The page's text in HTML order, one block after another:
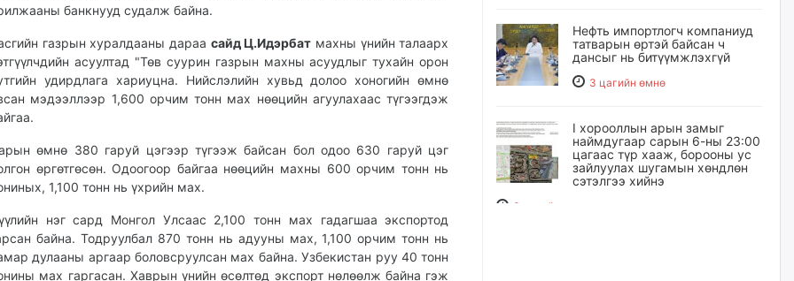
банкнууд судалж байна.
газрын хуралдааны дараа сайд Ц.Идэрбат махны үнийн талаарх
асуултад "Төв суурин газрын махны асуудлыг тухайн орон
удирдлага хариуцна. Нийслэлийн хувьд долоо хоногийн өмнө
мэдээллээр 1,600 орчим тонн мах нөөцийн агуулахаас түгээгдэж
өмнө 380 гаруй цэгээр түгээж байсан бол одоо 630 гаруй цэг
өргөтгөсөн. Одоогоор байгаа нөөцийн махны 600 орчим тонн нь
1,100 тонн нь үхрийн мах.
нэг сард Монгол Улсаас 2,100 тонн мах гадагшаа экспортод
байна. Тодруулбал 870 тонн нь адууны мах, 1,100 орчим тонн нь
дулааны аргаар боловсруулсан мах байна. Узбекистан руу 40 тонн
мах гаргасан. Хаврын үнийн өсөлтөд экспорт нөлөөлж байна гэж
Нефть импортлогч компаниуд
татварын өртэй байсан ч
дансыг нь битүүмжлэхгүй
3 цагийн өмнө
I хорооллын арын замыг
наймдугаар сарын 6-ны 23:00
цагаас түр хааж, борооны ус
зайлуулах шугамын хөндлөн
сэтэлгээ хийнэ
3 цагийн өмнө